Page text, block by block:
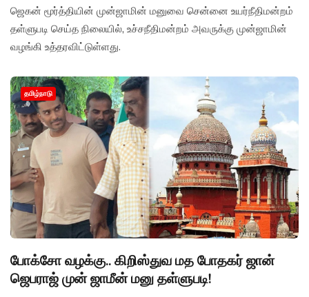
ஜெகன் மூர்த்தியின் முன்ஜாமின் மனுவை சென்னை உயர்நீதிமன்றம்
தள்ளுபடி செய்த நிலையில், உச்சநீதிமன்றம் அவருக்கு முன்ஜாமின்
வழங்கி உத்தரவிட்டுள்ளது.
தமிழ்நாடு
போக்சோ வழக்கு.. கிறிஸ்துவ மத போதகர் ஜான்
ஜெபராஜ் முன் ஜாமீன் மனு தள்ளுபடி!